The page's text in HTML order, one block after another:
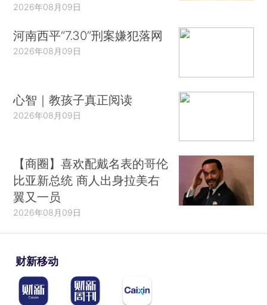
2026年08月09日
河南西平“7.30”刑案嫌犯落网
2026年08月09日
心智｜教孩子真正阅读
2026年08月09日
【商圈】喜欢配戴名表的哥伦
比亚新总统 商人出身拉美右
翼又一员
2026年08月09日
财新移动